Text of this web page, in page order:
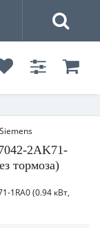
Siemens
2AK71-
тормоза)